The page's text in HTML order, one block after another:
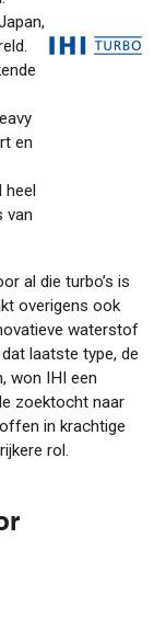
en
heel
van
al die turbo’s is
overigens ook
waterstof
dat laatste type, de
won IHI een
zoektocht naar
in krachtige
rol.